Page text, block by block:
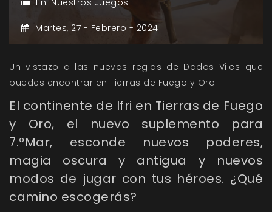
En: Nuestros Juegos
Martes, 27 - Febrero - 2024
Un vistazo a las nuevas reglas de Dados Viles que
puedes encontrar en Tierras de Fuego y Oro.
El continente de Ifri en Tierras de Fuego
y Oro, el nuevo suplemento para
7.ºMar, esconde nuevos poderes,
magia oscura y antigua y nuevos
modos de jugar con tus héroes. ¿Qué
camino escogerás?